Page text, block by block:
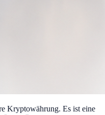
Kryptowährung. Es ist eine